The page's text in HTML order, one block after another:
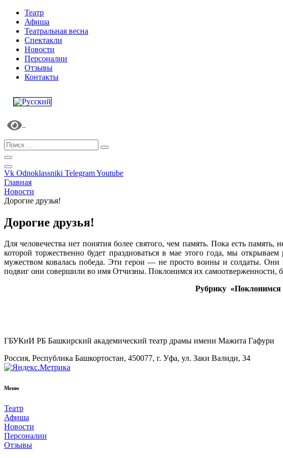
Театр
Афиша
Театральная весна
Спектакли
Новости
Персоналии
Отзывы
Контакты
Vk Odnoklassniki TelegramYoutube
Главная
Новости
Дорогие друзья!
Дорогие друзья!
Для человечества нет понятия более святого, чем память. Пока есть
которой торжественно будет праздноваться в мае этого года, мы
мужеством ковалась победа. Эти герои — не просто воины и солдаты.
подвиг они совершили во имя Отчизны. Поклонимся их самоотверженности,
Рубрику «Поклонимся
ГБУКиИ РБ Башкирский академический театр драмы имени Мажита Гафури
Россия, Республика Башкортостан, 450077, г. Уфа, ул. Заки Валиди, 34
Меню
Театр
Афиша
Новости
Персоналии
Отзывы